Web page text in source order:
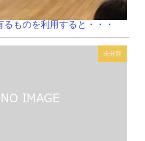
ものを利用すると・・・
未分類